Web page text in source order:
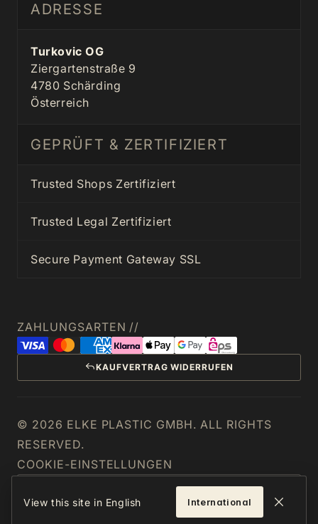
View this site in English International
ADRESSE
Turkovic OG
Ziergartenstraße 9
4780 Schärding
Österreich
GEPRÜFT & ZERTIFIZIERT
Trusted Shops Zertifiziert
Trusted Legal Zertifiziert
Secure Payment Gateway SSL
ZAHLUNGSARTEN //
KAUFVERTRAG WIDERRUFEN
© 2026 ELKE PLASTIC GMBH. ALL RIGHTS
RESERVED.
COOKIE-EINSTELLUNGEN
ÖSTERREICH